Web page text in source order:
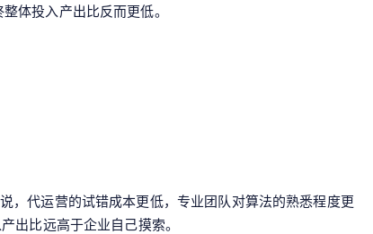
体投入产出比反而更低。
，代运营的试错成本更低，专业团队对算法的熟悉程度更
出比远高于企业自己摸索。